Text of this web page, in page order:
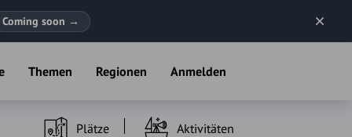
Coming soon →
Themen Regionen Anmelden
Plätze Aktivitäten